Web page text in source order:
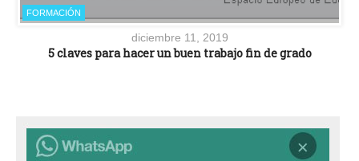
FORMACIÓN
diciembre 11, 2019
5 claves para hacer un buen trabajo fin de grado